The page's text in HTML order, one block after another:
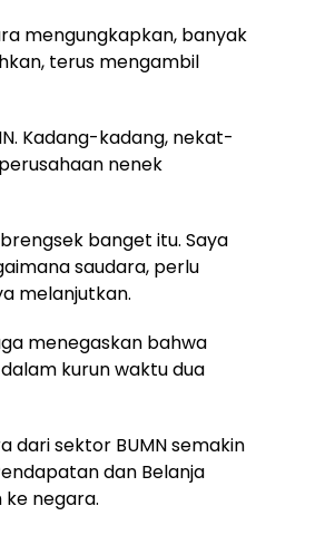
mengungkapkan, banyak
terus mengambil
Kadang-kadang, nekat-
nenek
banget itu. Saya
saudara, perlu
melanjutkan.
menegaskan bahwa
kurun waktu dua
dari sektor BUMN semakin
dan Belanja
ke negara.